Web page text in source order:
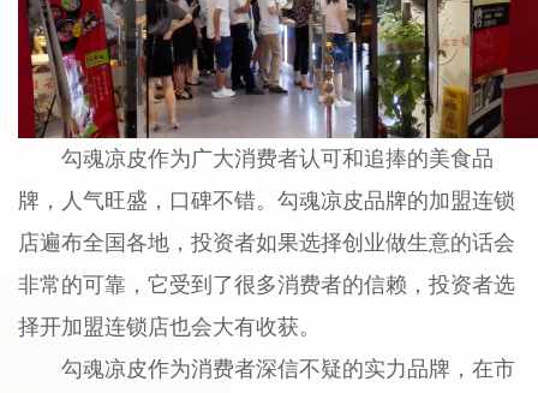
勾魂凉皮作为广大消费者认可和追捧的美食品
牌，人气旺盛，口碑不错。勾魂凉皮品牌的加盟连锁
店遍布全国各地，投资者如果选择创业做生意的话会
非常的可靠，它受到了很多消费者的信赖，投资者选
择开加盟连锁店也会大有收获。
勾魂凉皮作为消费者深信不疑的实力品牌，在市